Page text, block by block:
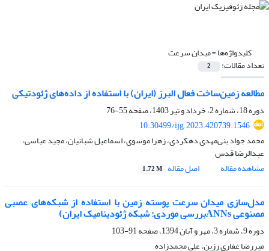
کلیدواژه‌ها =میدان سرعت
تعداد مقالات: 2
مطالعه زمین‌ساخت فعال البرز (ایران) با استفاده از داده‌های ژئودتیکی
دوره 18، شماره 2، خرداد و تیر 1403، صفحه
55-76
10.30499/ijg.2023.420739.1546
محمد جواد بنی‌مهدی دهکردی، زهرا موسوی، اسماعیل شبانیان، مجید عباسی،
عبدالرضا قدس
مشاهده مقاله
اصل مقاله 1.72 M
مدل‌سازی میدان سرعت پوسته زمین با استفاده از شبکه‌‌های عصبی
مصنوعی ANNsبررسی موردی: شبکه ژئودینامیک ایران)
دوره 9، شماره 3، مهر و آبان 1394، صفحه
91-103
میررضا غفاری رزین، علی محمدزاده